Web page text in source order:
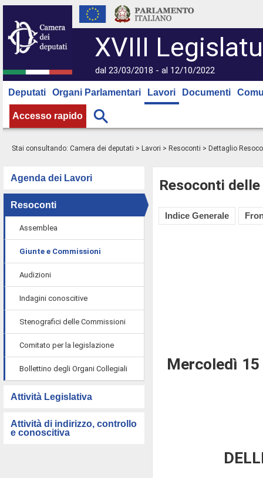
XVIII
dal 23/03/2018 - al 12/10/2022
Deputati Organi Parlamentari Lavori Documenti
Accesso rapido
Stai consultando: Camera dei deputati > Lavori > Resoconti > Dettaglio
Agenda dei Lavori
Resoconti
Assemblea
Giunte e Commissioni
Audizioni
Indagini conoscitive
Stenografici delle Commissioni
Comitato per la legislazione
Bollettino degli Organi Collegiali
Attività Legislativa
Attività di indirizzo, controllo
e conoscitiva
Resoconti
Indice Generale
Mercoledì